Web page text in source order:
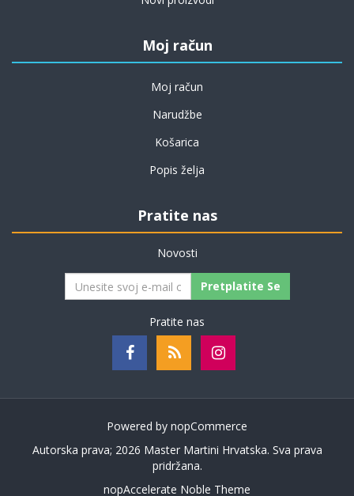
Moj račun
Moj račun
Narudžbe
Košarica
Popis želja
Pratite nas
Novosti
Pretplatite Se
Pratite nas
Powered by nopCommerce
Autorska prava; 2026 Master Martini Hrvatska. Sva prava
pridržana.
nopAccelerate Noble Theme